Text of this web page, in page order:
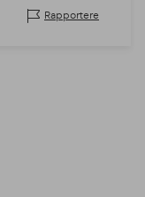
Rapportere